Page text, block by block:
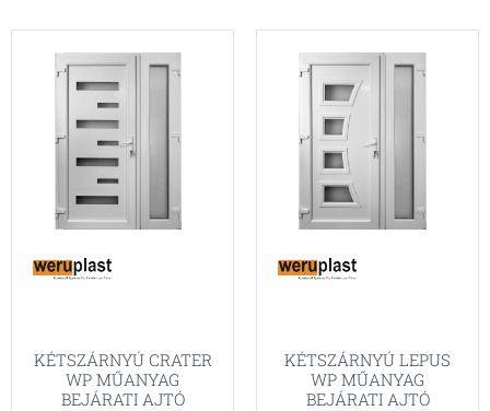
KÉTSZÁRNYÚ CRATER
WP MŰANYAG
BEJÁRATI AJTÓ
KÉTSZÁRNYÚ LEPUS
WP MŰANYAG
BEJÁRATI AJTÓ